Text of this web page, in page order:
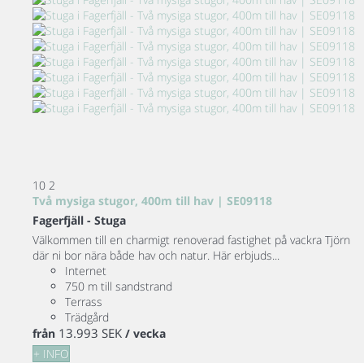
10 2
Två mysiga stugor, 400m till hav | SE09118
Fagerfjäll - Stuga
Välkommen till en charmigt renoverad fastighet på vackra Tjörn
där ni bor nära både hav och natur. Här erbjuds...
Internet
750 m till sandstrand
Terrass
Trädgård
från 13.993 SEK / vecka
+ INFO